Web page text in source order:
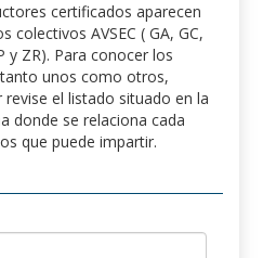
certificados aparecen
AVSEC ( GA, GC,
y ZR). Para conocer los
unos como otros,
el listado situado en la
donde se relaciona cada
que puede impartir.